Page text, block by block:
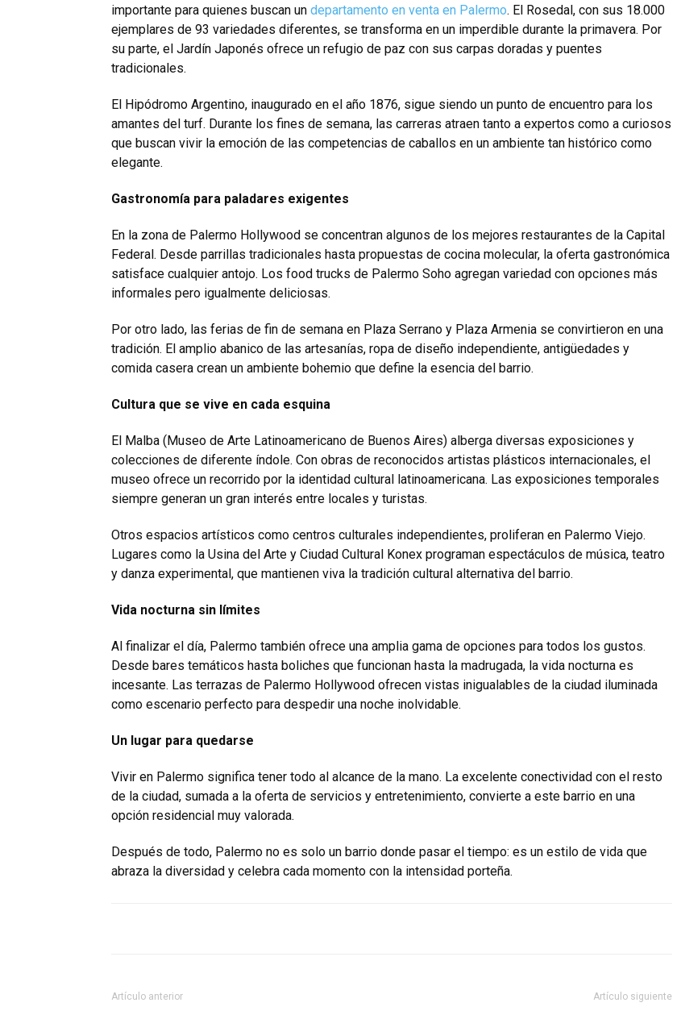
importante para quienes buscan un departamento en venta en Palermo. El Rosedal, con sus 18.000
ejemplares de 93 variedades diferentes, se transforma en un imperdible durante la primavera. Por
su parte, el Jardín Japonés ofrece un refugio de paz con sus carpas doradas y puentes
tradicionales.
El Hipódromo Argentino, inaugurado en el año 1876, sigue siendo un punto de encuentro para los
amantes del turf. Durante los fines de semana, las carreras atraen tanto a expertos como a curiosos
que buscan vivir la emoción de las competencias de caballos en un ambiente tan histórico como
elegante.
Gastronomía para paladares exigentes
En la zona de Palermo Hollywood se concentran algunos de los mejores restaurantes de la Capital
Federal. Desde parrillas tradicionales hasta propuestas de cocina molecular, la oferta gastronómica
satisface cualquier antojo. Los food trucks de Palermo Soho agregan variedad con opciones más
informales pero igualmente deliciosas.
Por otro lado, las ferias de fin de semana en Plaza Serrano y Plaza Armenia se convirtieron en una
tradición. El amplio abanico de las artesanías, ropa de diseño independiente, antigüedades y
comida casera crean un ambiente bohemio que define la esencia del barrio.
Cultura que se vive en cada esquina
El Malba (Museo de Arte Latinoamericano de Buenos Aires) alberga diversas exposiciones y
colecciones de diferente índole. Con obras de reconocidos artistas plásticos internacionales, el
museo ofrece un recorrido por la identidad cultural latinoamericana. Las exposiciones temporales
siempre generan un gran interés entre locales y turistas.
Otros espacios artísticos como centros culturales independientes, proliferan en Palermo Viejo.
Lugares como la Usina del Arte y Ciudad Cultural Konex programan espectáculos de música, teatro
y danza experimental, que mantienen viva la tradición cultural alternativa del barrio.
Vida nocturna sin límites
Al finalizar el día, Palermo también ofrece una amplia gama de opciones para todos los gustos.
Desde bares temáticos hasta boliches que funcionan hasta la madrugada, la vida nocturna es
incesante. Las terrazas de Palermo Hollywood ofrecen vistas inigualables de la ciudad iluminada
como escenario perfecto para despedir una noche inolvidable.
Un lugar para quedarse
Vivir en Palermo significa tener todo al alcance de la mano. La excelente conectividad con el resto
de la ciudad, sumada a la oferta de servicios y entretenimiento, convierte a este barrio en una
opción residencial muy valorada.
Después de todo, Palermo no es solo un barrio donde pasar el tiempo: es un estilo de vida que
abraza la diversidad y celebra cada momento con la intensidad porteña.
Artículo anterior Artículo siguiente